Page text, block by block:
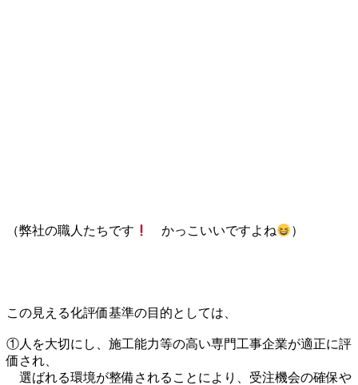
（弊社の職人たちです かっこいいですよね ）
この見える化評価基準の目的としては、
①人を大切にし、施工能力等の高い専門工事企業が適正に評
価され、
選ばれる環境が整備されることにより、受注機会の確保や